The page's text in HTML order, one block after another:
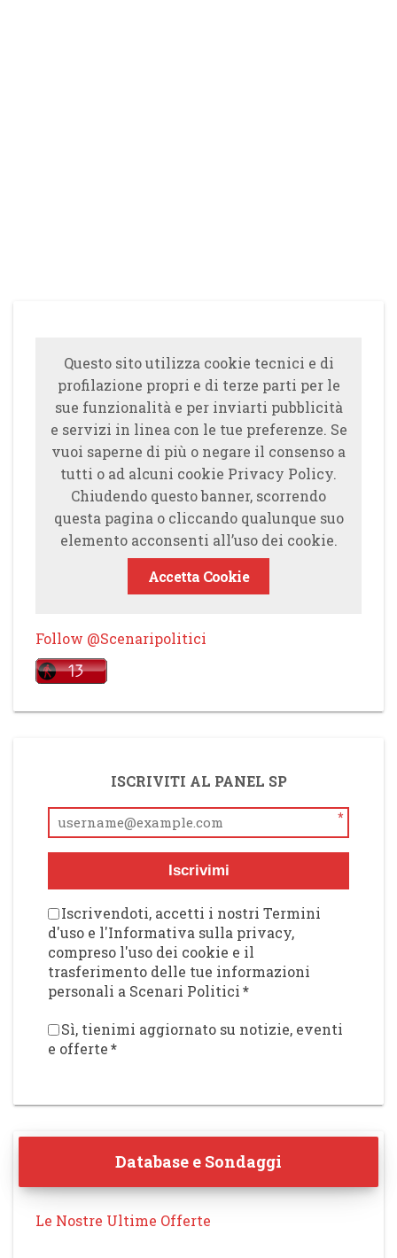
Questo sito utilizza cookie tecnici e di
profilazione propri e di terze parti per le
sue funzionalità e per inviarti pubblicità
e servizi in linea con le tue preferenze. Se
vuoi saperne di più o negare il consenso a
tutti o ad alcuni cookie Privacy Policy.
Chiudendo questo banner, scorrendo
questa pagina o cliccando qualunque suo
elemento acconsenti all’uso dei cookie.
Accetta Cookie
Follow @Scenaripolitici
ISCRIVITI AL PANEL SP
*
Iscrivimi
Iscrivendoti, accetti i nostri Termini
d'uso e l'Informativa sulla privacy,
compreso l'uso dei cookie e il
trasferimento delle tue informazioni
personali a Scenari Politici*
Sì, tienimi aggiornato su notizie, eventi
e offerte*
Database e Sondaggi
Le Nostre Ultime Offerte